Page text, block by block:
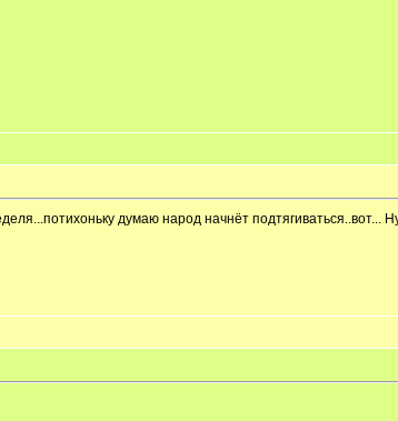
думаю народ начнёт подтягиваться..вот...